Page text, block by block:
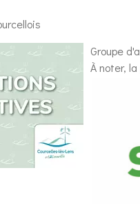
Groupe
À noter,